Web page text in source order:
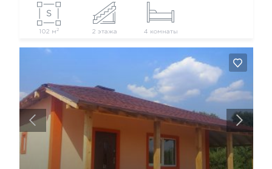
102 м 2 2 этажа 4 комнаты
Отмена